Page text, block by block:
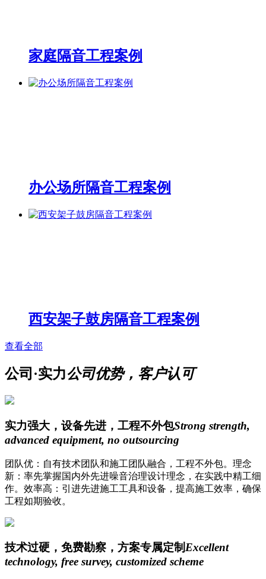
家庭隔音工程案例
办公场所隔音工程案例
西安架子鼓房隔音工程案例
查看全部
公司·实力公司优势，客户认可
实力强大，设备先进，工程不外包Strong strength,
advanced equipment, no outsourcing
团队优：自有技术团队和施工团队融合，工程不外包。理念
新：率先掌握国内外先进噪音治理设计理念，在实践中精工细
作。效率高：引进先进施工工具和设备，提高施工效率，确保
工程如期验收。
技术过硬，免费勘察，方案专属定制Excellent
technology, free survey, customized scheme